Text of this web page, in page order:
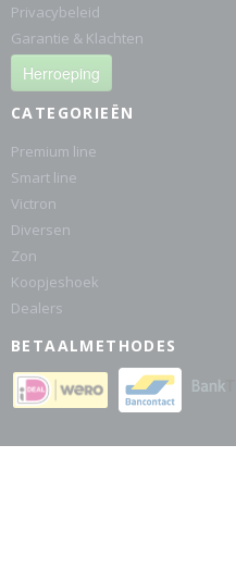
Privacybeleid
Garantie & Klachten
Herroeping
CATEGORIEËN
Premium line
Smart line
Victron
Diversen
Zon
Koopjeshoek
Dealers
BETAALMETHODES